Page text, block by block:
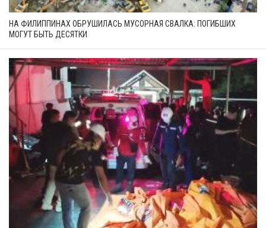
НА ФИЛИППИНАХ ОБРУШИЛАСЬ МУСОРНАЯ СВАЛКА: ПОГИБШИХ
МОГУТ БЫТЬ ДЕСЯТКИ